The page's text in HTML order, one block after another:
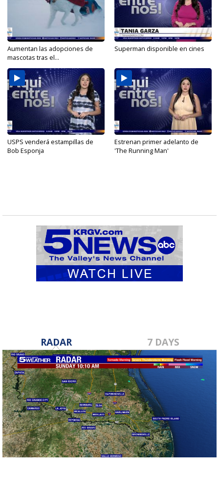
Aumentan las adopciones de
mascotas tras el...
Superman disponible en cines
USPS venderá estampillas de
Bob Esponja
Estrenan primer adelanto de
'The Running Man'
RADAR 7 DAYS